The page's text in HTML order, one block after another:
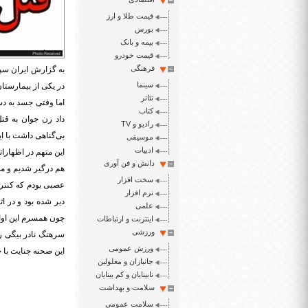
قیمت طلا و ارز
بورس
بیمه و بانک
قیمت خودرو
فرهنگی
سینما
تئاتر
کتاب
رادیو و TV
موسیقی
ادبیات
دانش و فن آوری
سخت افزار
نرم افزار
علمی
اینترنت و ارتباطات
ورزشی
ورزش عمومی
جانبازان و معلولین
نابینایان و کم بینایان
سلامت و بهداشت
سلامت عمومی
در یکی از
اما وقتی جسد به
داد زن جوان به
بی‌گناهی داشت با
این متهم در
هم درگیر شدیم و
عصبی بودم که
دیر شده بود و در
چون همسرم این
سرهنگ نادر بیگی
این صحنه جنایت